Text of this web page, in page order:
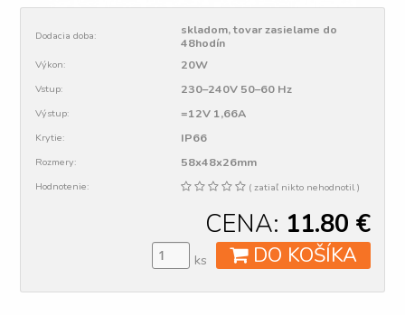
Dodacia doba:
skladom, tovar zasielame do
48hodín
Výkon: 20W
Vstup: 230–240V 50–60 Hz
Výstup: =12V 1,66A
Krytie: IP66
Rozmery: 58x48x26mm
Hodnotenie: ( zatiaľ nikto nehodnotil )
CENA: 11.80 €
DO KOŠÍKA
ks